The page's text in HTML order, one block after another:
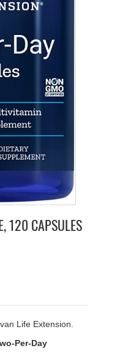
120 CAPSULES
Life Extension.
Per-Day